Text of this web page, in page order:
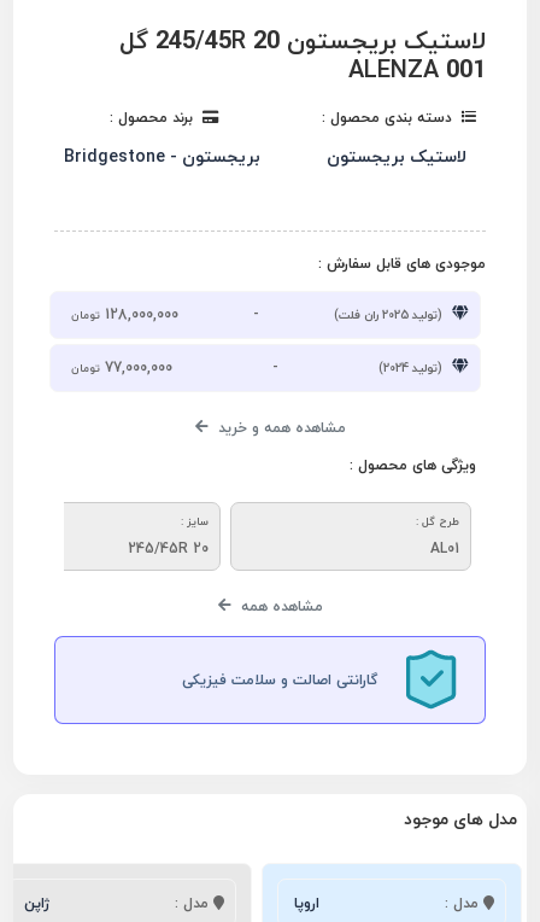
لاستیک بریجستون 245/45R 20 گل
ALENZA 001
دسته بندی محصول :
لاستیک بریجستون
برند محصول :
بریجستون - Bridgestone
موجودی های قابل سفارش :
(تولید 2025 ران فلت) -
128,000,000 تومان
(تولید 2024) -
77,000,000 تومان
مشاهده همه و خرید
ویژگی های محصول :
طرح گل :
AL01
سایز :
245/45R 20
مشاهده همه
گارانتی اصالت و سلامت فیزیکی
مدل های موجود
مدل : اروپا مدل : ژاپن